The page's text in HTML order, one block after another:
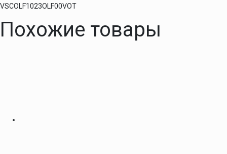
VSCOLF1023OLF00VOT
Похожие товары